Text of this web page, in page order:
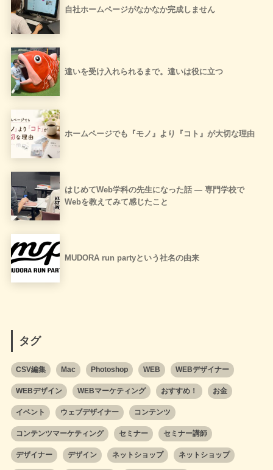
自社ホームページがなかなか完成しません
違いを受け入れられるまで。違いは役に立つ
ホームページでも『モノ』より『コト』が大切な理由
はじめてWeb学科の先生になった話 ― 専門学校で
Webを教えてみて感じたこと
MUDORA run partyという社名の由来
タグ
CSV編集 Mac Photoshop WEB WEBデザイナー
WEBデザイン WEBマーケティング おすすめ！ お金
イベント ウェブデザイナー コンテンツ
コンテンツマーケティング セミナー セミナー講師
デザイナー デザイン ネットショップ ネットショップ